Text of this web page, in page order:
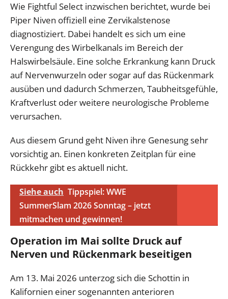
Wie Fightful Select inzwischen berichtet, wurde bei
Piper Niven offiziell eine Zervikalstenose
diagnostiziert. Dabei handelt es sich um eine
Verengung des Wirbelkanals im Bereich der
Halswirbelsäule. Eine solche Erkrankung kann Druck
auf Nervenwurzeln oder sogar auf das Rückenmark
ausüben und dadurch Schmerzen, Taubheitsgefühle,
Kraftverlust oder weitere neurologische Probleme
verursachen.
Aus diesem Grund geht Niven ihre Genesung sehr
vorsichtig an. Einen konkreten Zeitplan für eine
Rückkehr gibt es aktuell nicht.
Siehe auch Tippspiel: WWE
SummerSlam 2026 Sonntag – jetzt
mitmachen und gewinnen!
Operation im Mai sollte Druck auf
Nerven und Rückenmark beseitigen
Am 13. Mai 2026 unterzog sich die Schottin in
Kalifornien einer sogenannten anterioren